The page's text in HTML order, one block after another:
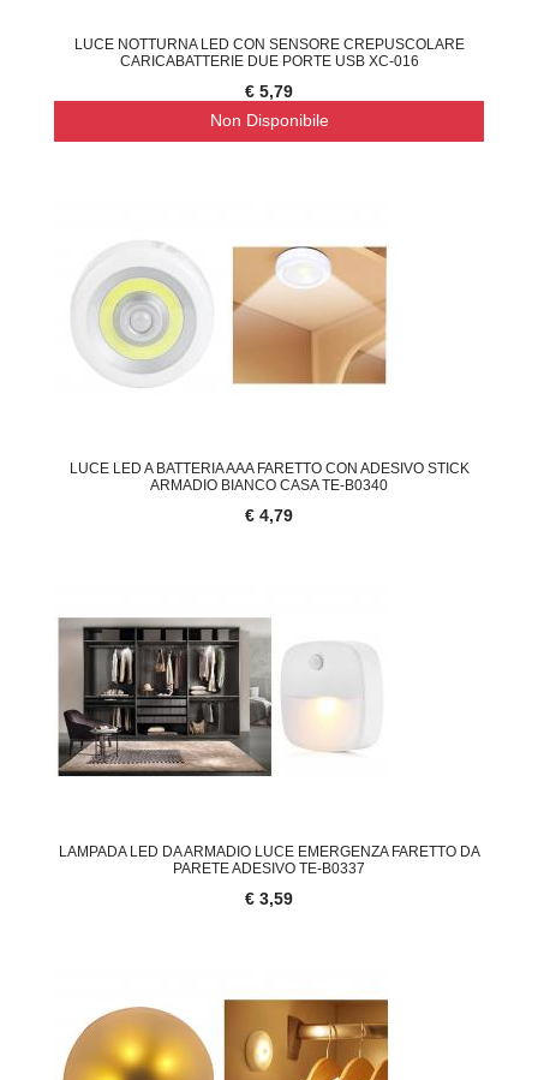
LUCE NOTTURNA LED CON SENSORE CREPUSCOLARE
CARICABATTERIE DUE PORTE USB XC-016
€ 5,79
Non Disponibile
LUCE LED A BATTERIA AAA FARETTO CON ADESIVO STICK
ARMADIO BIANCO CASA TE-B0340
€ 4,79
LAMPADA LED DA ARMADIO LUCE EMERGENZA FARETTO DA
PARETE ADESIVO TE-B0337
€ 3,59